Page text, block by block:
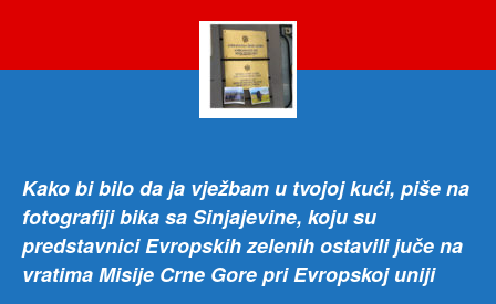
Kako bi bilo da ja vježbam u tvojoj kući, piše na
fotografiji bika sa Sinjajevine, koju su
predstavnici Evropskih zelenih ostavili juče na
vratima Misije Crne Gore pri Evropskoj uniji